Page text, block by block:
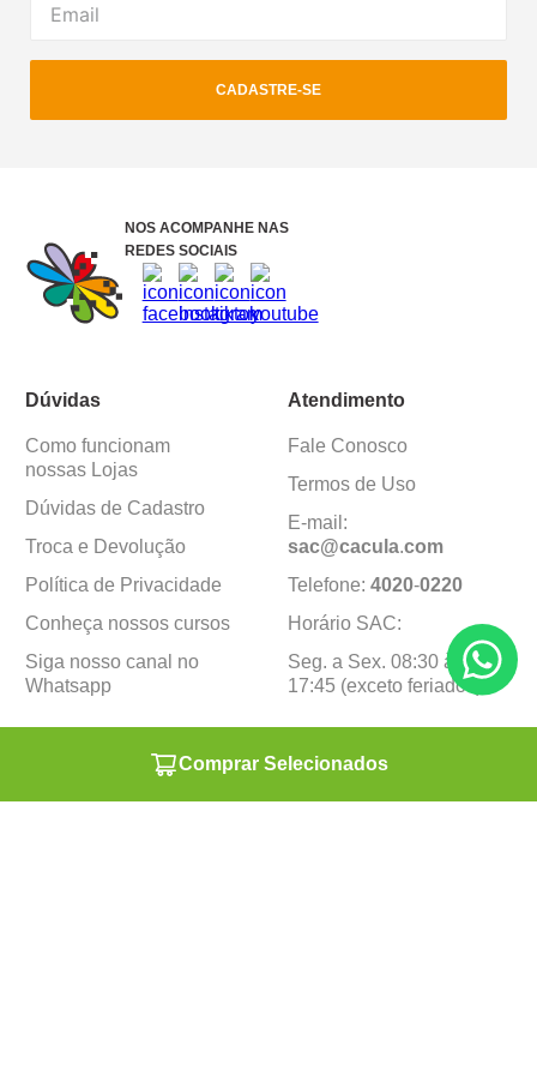
Comprar Selecionados
CADASTRE-SE
NOS ACOMPANHE NAS
REDES SOCIAIS
Dúvidas
Como funcionam
nossas Lojas
Dúvidas de Cadastro
Troca e Devolução
Política de Privacidade
Conheça nossos cursos
Siga nosso canal no
Whatsapp
Atendimento
Fale Conosco
Termos de Uso
E-mail:
sac@cacula.com
Telefone: 4020-0220
Horário SAC:
Seg. a Sex. 08:30 às
17:45 (exceto feriados)